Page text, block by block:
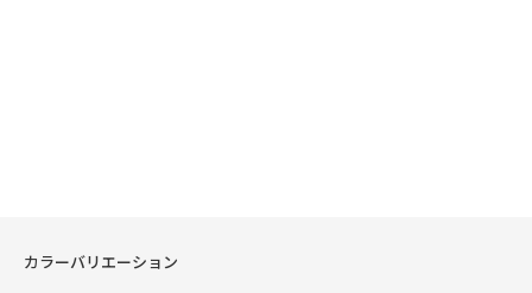
カラーバリエーション